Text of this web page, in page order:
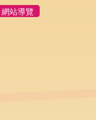
網站導覽